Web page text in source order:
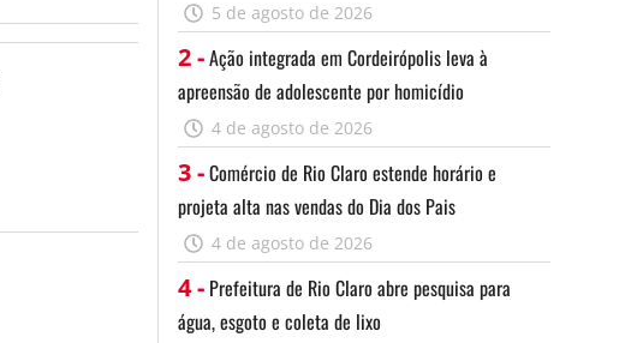
5 de agosto de 2026
2 -Ação integrada em Cordeirópolis leva à
apreensão de adolescente por homicídio
4 de agosto de 2026
3 -Comércio de Rio Claro estende horário e
projeta alta nas vendas do Dia dos Pais
4 de agosto de 2026
4 - Prefeitura de Rio Claro abre pesquisa para
água, esgoto e coleta de lixo